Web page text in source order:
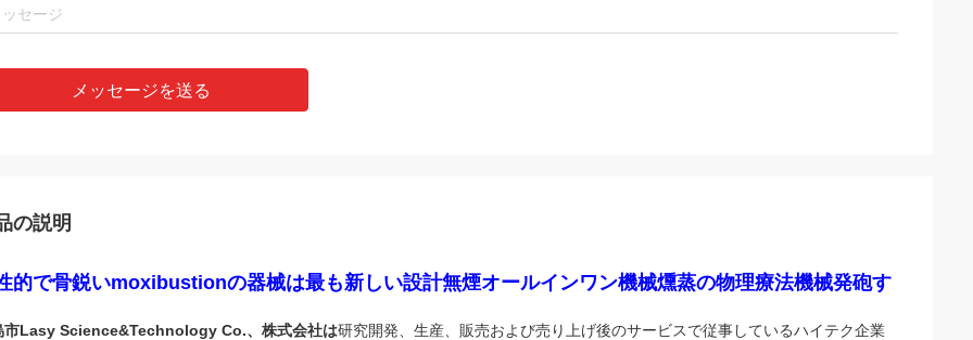
メッセージを送る
の説明
的で骨鋭いmoxibustionの器械は最も新しい設計無煙オールインワン機械燻蒸の物理療法機械発砲す
市Lasy Science&Technology Co.、株式会社は研究開発、生産、販売および売り上げ後のサービスで従事しているハイテク企業